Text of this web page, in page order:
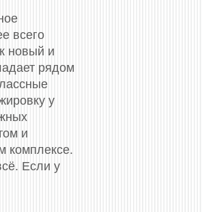
всего
новый и
рядом
у
и
комплексе.
Если у